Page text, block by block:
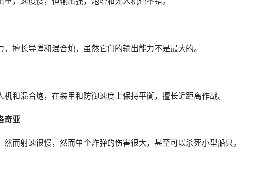
擅长导弹和混合炮，虽然它们的输出能力不是最大的。
和混合炮，在装甲和防御速度上保持平衡，擅长近距离作战。
奇亚
而射速很慢，然而单个炸弹的伤害很大，甚至可以杀死小型船只。